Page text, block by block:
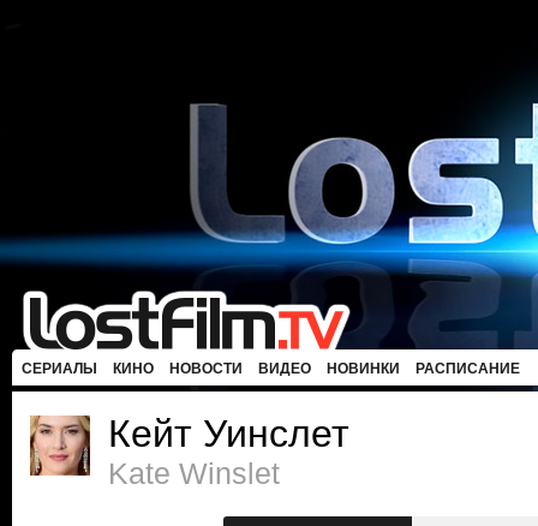
СЕРИАЛЫ КИНО НОВОСТИ ВИДЕО НОВИНКИ РАСПИСАНИЕ
Кейт Уинслет
Kate Winslet